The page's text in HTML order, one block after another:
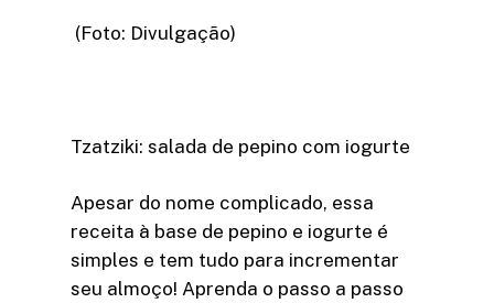
(Foto: Divulgação)
Tzatziki: salada de pepino com iogurte
Apesar do nome complicado, essa
receita à base de pepino e iogurte é
simples e tem tudo para incrementar
seu almoço! Aprenda o passo a passo